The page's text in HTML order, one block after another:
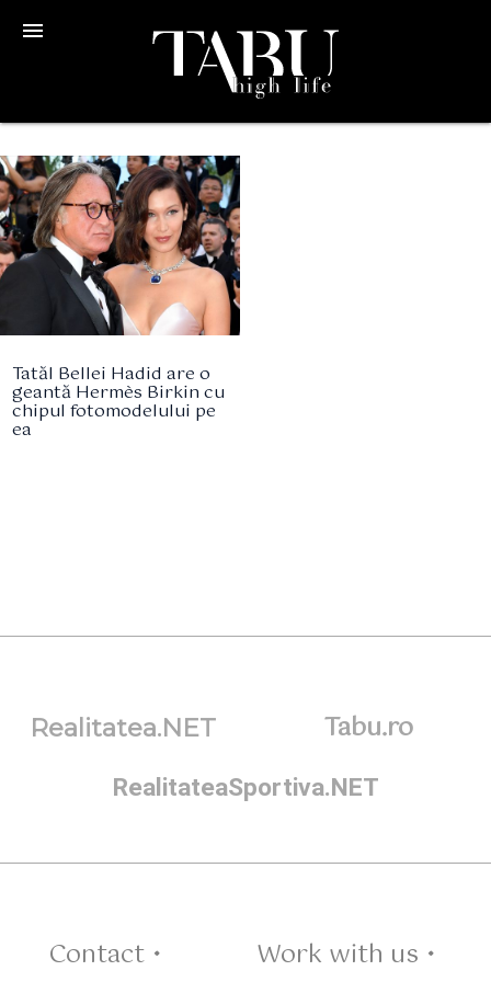
menu
Tatăl Bellei Hadid are o
geantă Hermès Birkin cu
chipul fotomodelului pe
ea
Realitatea.NET Tabu.ro
RealitateaSportiva.NET
Contact • Work with us •